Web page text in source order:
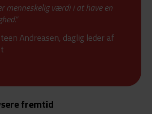
menneskelig værdi i at have en
Andreasen, daglig leder af
fremtid